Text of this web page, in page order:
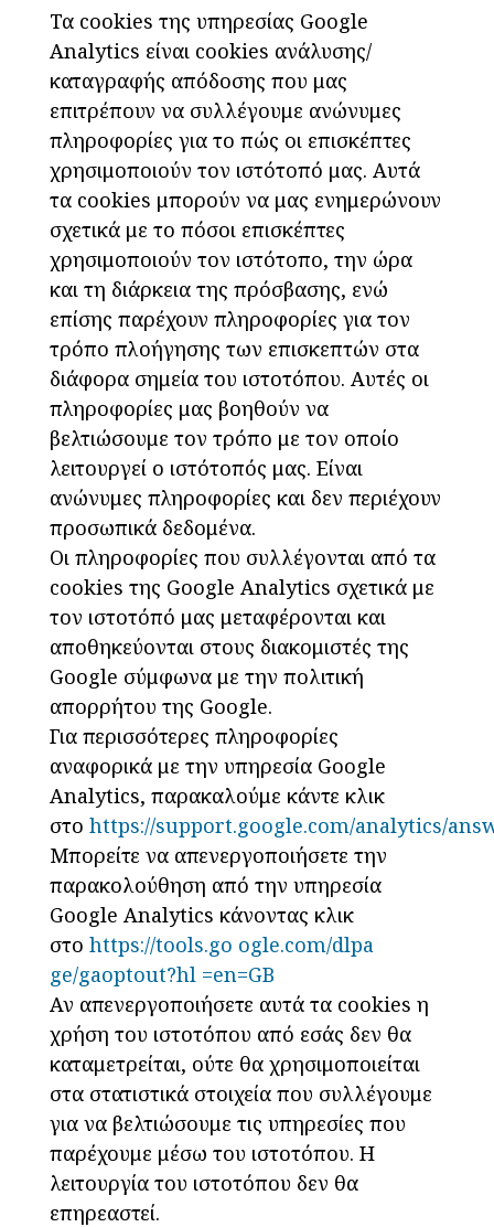
Τα cookies της υπηρεσίας Google
Analytics είναι cookies ανάλυσης/
καταγραφής απόδοσης που μας
επιτρέπουν να συλλέγουμε ανώνυμες
πληροφορίες για το πώς οι επισκέπτες
χρησιμοποιούν τον ιστότοπό μας. Αυτά
τα cookies μπορούν να μας ενημερώνουν
σχετικά με το πόσοι επισκέπτες
χρησιμοποιούν τον ιστότοπο, την ώρα
και τη διάρκεια της πρόσβασης, ενώ
επίσης παρέχουν πληροφορίες για τον
τρόπο πλοήγησης των επισκεπτών στα
διάφορα σημεία του ιστοτόπου. Αυτές οι
πληροφορίες μας βοηθούν να
βελτιώσουμε τον τρόπο με τον οποίο
λειτουργεί ο ιστότοπός μας. Είναι
ανώνυμες πληροφορίες και δεν περιέχουν
προσωπικά δεδομένα.
Οι πληροφορίες που συλλέγονται από τα
cookies της Google Analytics σχετικά με
τον ιστοτόπό μας μεταφέρονται και
αποθηκεύονται στους διακομιστές της
Google σύμφωνα με την πολιτική
απορρήτου της Google.
Για περισσότερες πληροφορίες
αναφορικά με την υπηρεσία Google
Analytics, παρακαλούμε κάντε κλικ
στο https://support.google.com/analytics/
Μπορείτε να απενεργοποιήσετε την
παρακολούθηση από την υπηρεσία
Google Analytics κάνοντας κλικ
στο https://tools.go ogle.com/dlpa
ge/gaoptout?hl =en=GB
Αν απενεργοποιήσετε αυτά τα cookies η
χρήση του ιστοτόπου από εσάς δεν θα
καταμετρείται, ούτε θα χρησιμοποιείται
στα στατιστικά στοιχεία που συλλέγουμε
για να βελτιώσουμε τις υπηρεσίες που
παρέχουμε μέσω του ιστοτόπου. Η
λειτουργία του ιστοτόπου δεν θα
επηρεαστεί.